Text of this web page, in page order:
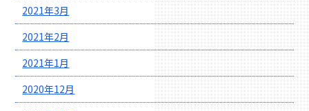
2021年3月
2021年2月
2021年1月
2020年12月